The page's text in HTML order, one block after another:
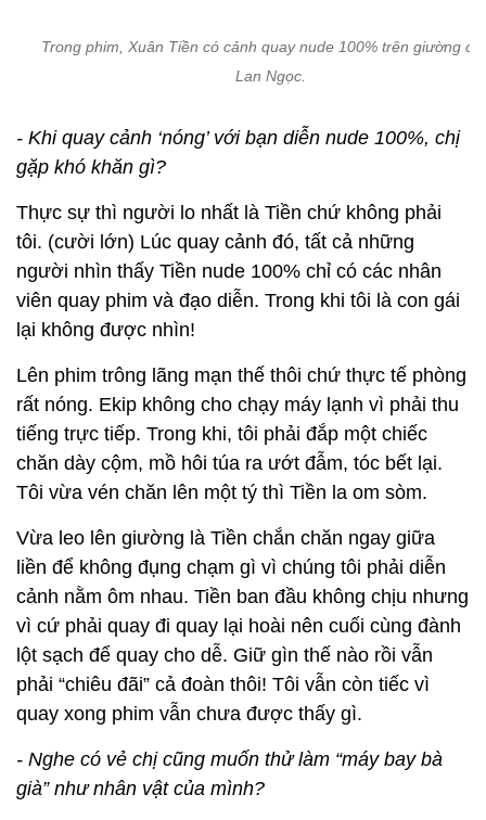
Trong phim, Xuân Tiền có cảnh quay nude 100% trên giường
Lan Ngọc.
- Khi quay cảnh ‘nóng’ với bạn diễn nude 100%, chị
gặp khó khăn gì?
Thực sự thì người lo nhất là Tiền chứ không phải
tôi. (cười lớn) Lúc quay cảnh đó, tất cả những
người nhìn thấy Tiền nude 100% chỉ có các nhân
viên quay phim và đạo diễn. Trong khi tôi là con gái
lại không được nhìn!
Lên phim trông lãng mạn thế thôi chứ thực tế phòng
rất nóng. Ekip không cho chạy máy lạnh vì phải thu
tiếng trực tiếp. Trong khi, tôi phải đắp một chiếc
chăn dày cộm, mồ hôi túa ra ướt đẫm, tóc bết lại.
Tôi vừa vén chăn lên một tý thì Tiền la om sòm.
Vừa leo lên giường là Tiền chắn chăn ngay giữa
liền để không đụng chạm gì vì chúng tôi phải diễn
cảnh nằm ôm nhau. Tiền ban đầu không chịu nhưng
vì cứ phải quay đi quay lại hoài nên cuối cùng đành
lột sạch để quay cho dễ. Giữ gìn thế nào rồi vẫn
phải “chiêu đãi” cả đoàn thôi! Tôi vẫn còn tiếc vì
quay xong phim vẫn chưa được thấy gì.
- Nghe có vẻ chị cũng muốn thử làm “máy bay bà
già” như nhân vật của mình?